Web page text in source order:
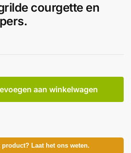
courgette en
aan winkelwagen
Laat het ons weten.